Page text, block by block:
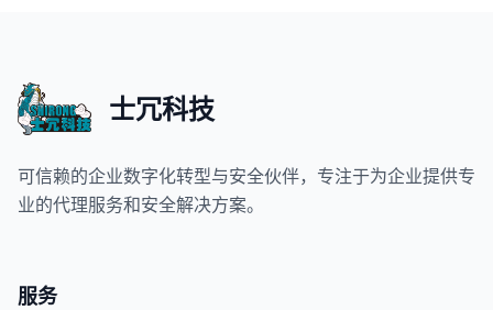
士冗科技
可信赖的企业数字化转型与安全伙伴，专注于为企业提供专
业的代理服务和安全解决方案。
服务